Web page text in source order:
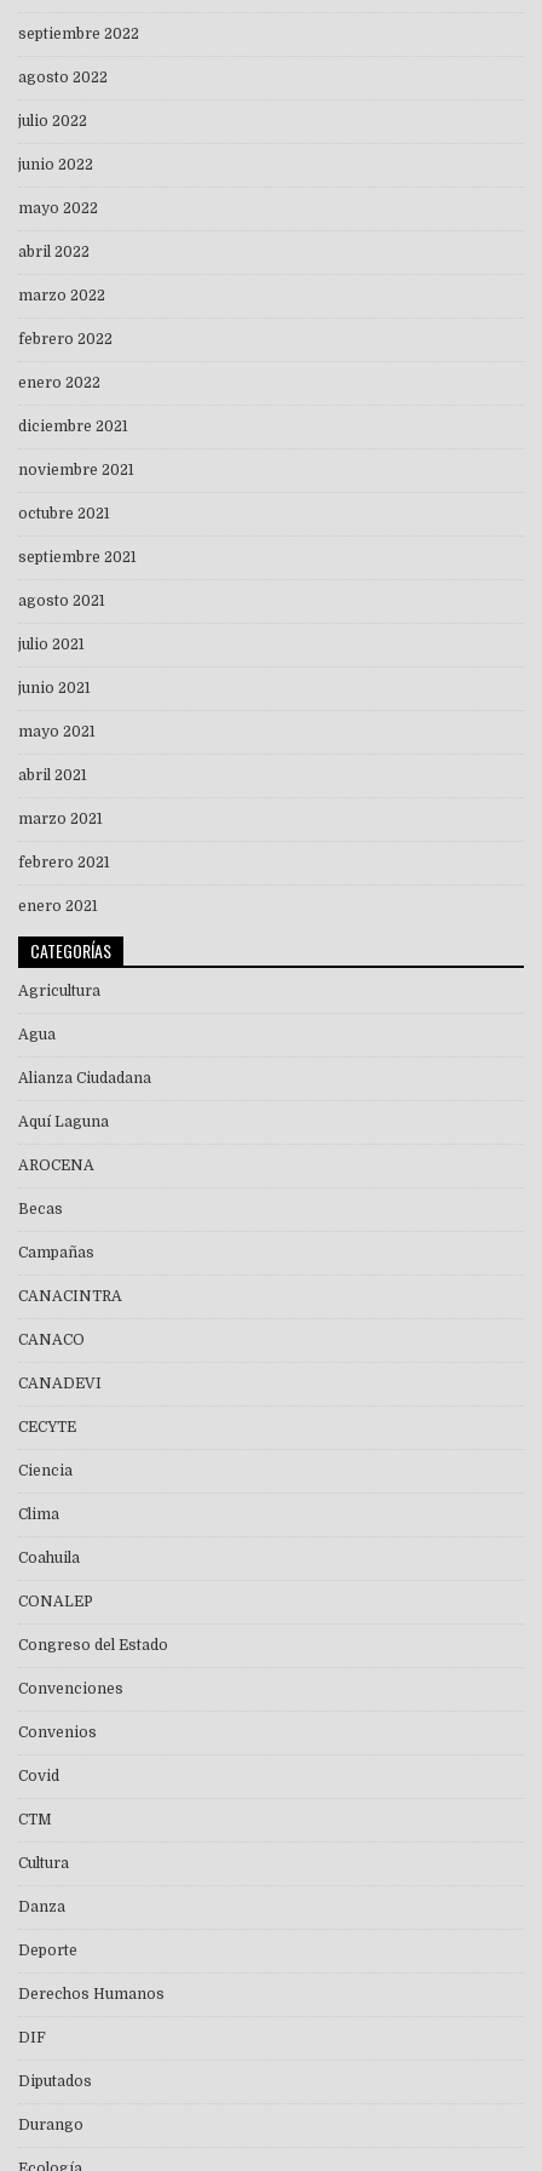
septiembre 2022
agosto 2022
julio 2022
junio 2022
mayo 2022
abril 2022
marzo 2022
febrero 2022
enero 2022
diciembre 2021
noviembre 2021
octubre 2021
septiembre 2021
agosto 2021
julio 2021
junio 2021
mayo 2021
abril 2021
marzo 2021
febrero 2021
enero 2021
CATEGORÍAS
Agricultura
Agua
Alianza Ciudadana
Aquí Laguna
AROCENA
Becas
Campañas
CANACINTRA
CANACO
CANADEVI
CECYTE
Ciencia
Clima
Coahuila
CONALEP
Congreso del Estado
Convenciones
Convenios
Covid
CTM
Cultura
Danza
Deporte
Derechos Humanos
DIF
Diputados
Durango